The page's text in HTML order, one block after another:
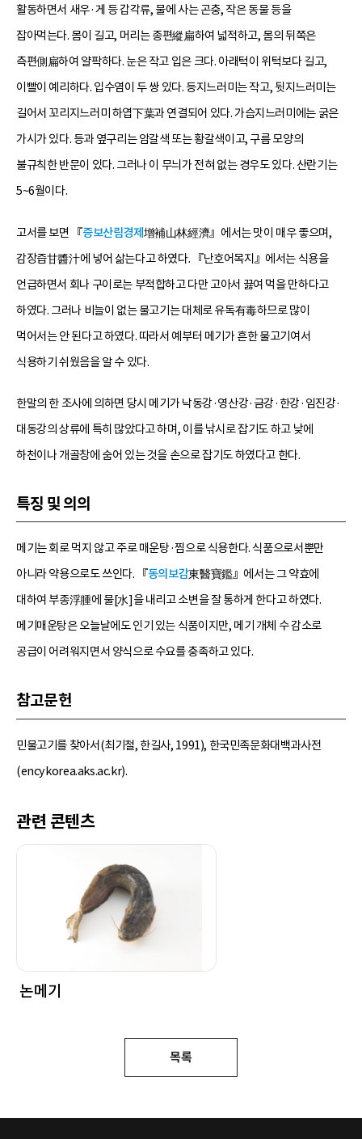
활동하면서 새우·게 등 갑각류, 물에 사는 곤충, 작은 동물 등을
잡아먹는다. 몸이 길고, 머리는 종편縱扁하여 넓적하고, 몸의 뒤쪽은
측편側扁하여 얄팍하다. 눈은 작고 입은 크다. 아래턱이 위턱보다 길고,
이빨이 예리하다. 입수염이 두 쌍 있다. 등지느러미는 작고, 뒷지느러미는
길어서 꼬리지느러미 하엽下葉과 연결되어 있다. 가슴지느러미에는 굵은
가시가 있다. 등과 옆구리는 암갈색 또는 황갈색이고, 구름 모양의
불규칙한 반문이 있다. 그러나 이 무늬가 전혀 없는 경우도 있다. 산란기는
5~6월이다.
고서를 보면 『증보산림경제 增補山林經濟』에서는 맛이 매우 좋으며,
감장즙甘醬汁에 넣어 삶는다고 하였다. 『난호어목지』에서는 식용을
언급하면서 회나 구이로는 부적합하고 다만 고아서 끓여 먹을 만하다고
하였다. 그러나 비늘이 없는 물고기는 대체로 유독有毒하므로 많이
먹어서는 안 된다고 하였다. 따라서 예부터 메기가 흔한 물고기여서
식용하기 쉬웠음을 알 수 있다.
한말의 한 조사에 의하면 당시 메기가 낙동강·영산강·금강·한강·임진강·
대동강의 상류에 특히 많았다고 하며, 이를 낚시로 잡기도 하고 낮에
하천이나 개골창에 숨어 있는 것을 손으로 잡기도 하였다고 한다.
특징 및 의의
메기는 회로 먹지 않고 주로 매운탕·찜으로 식용한다. 식품으로서뿐만
아니라 약용으로도 쓰인다. 『동의보감東醫寶鑑』에서는 그 약효에
대하여 부종浮腫에 물[水]을 내리고 소변을 잘 통하게 한다고 하였다.
메기매운탕은 오늘날에도 인기 있는 식품이지만, 메기 개체 수 감소로
공급이 어려워지면서 양식으로 수요를 충족하고 있다.
참고문헌
민물고기를 찾아서(최기철, 한길사, 1991), 한국민족문화대백과사전
(encykorea.aks.ac.kr).
관련 콘텐츠
논메기
목록